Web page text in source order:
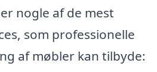
nogle af de mest
som professionelle
af møbler kan tilbyde: